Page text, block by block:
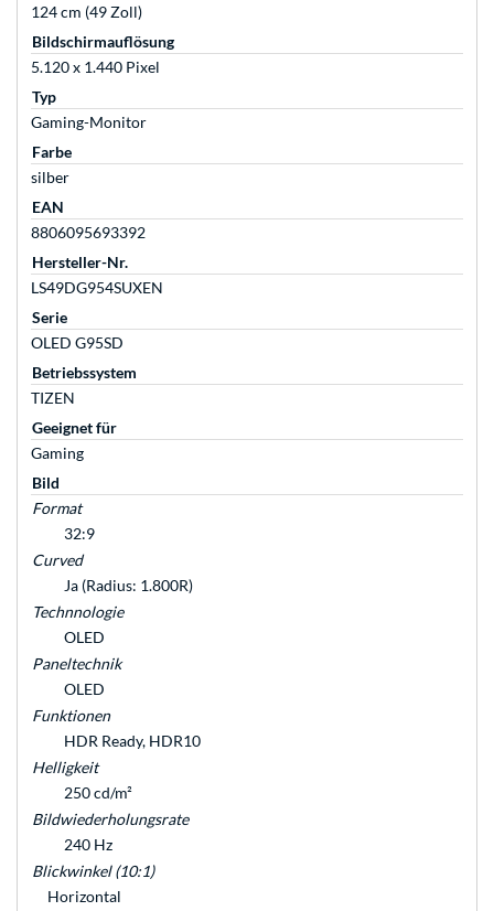
124 cm (49 Zoll)
Bildschirmauflösung
5.120 x 1.440 Pixel
Typ
Gaming-Monitor
Farbe
silber
EAN
8806095693392
Hersteller-Nr.
LS49DG954SUXEN
Serie
OLED G95SD
Betriebssystem
TIZEN
Geeignet für
Gaming
Bild
Format
32:9
Curved
Ja (Radius: 1.800R)
Technnologie
OLED
Paneltechnik
OLED
Funktionen
HDR Ready, HDR10
Helligkeit
250 cd/m²
Bildwiederholungsrate
240 Hz
Blickwinkel (10:1)
Horizontal